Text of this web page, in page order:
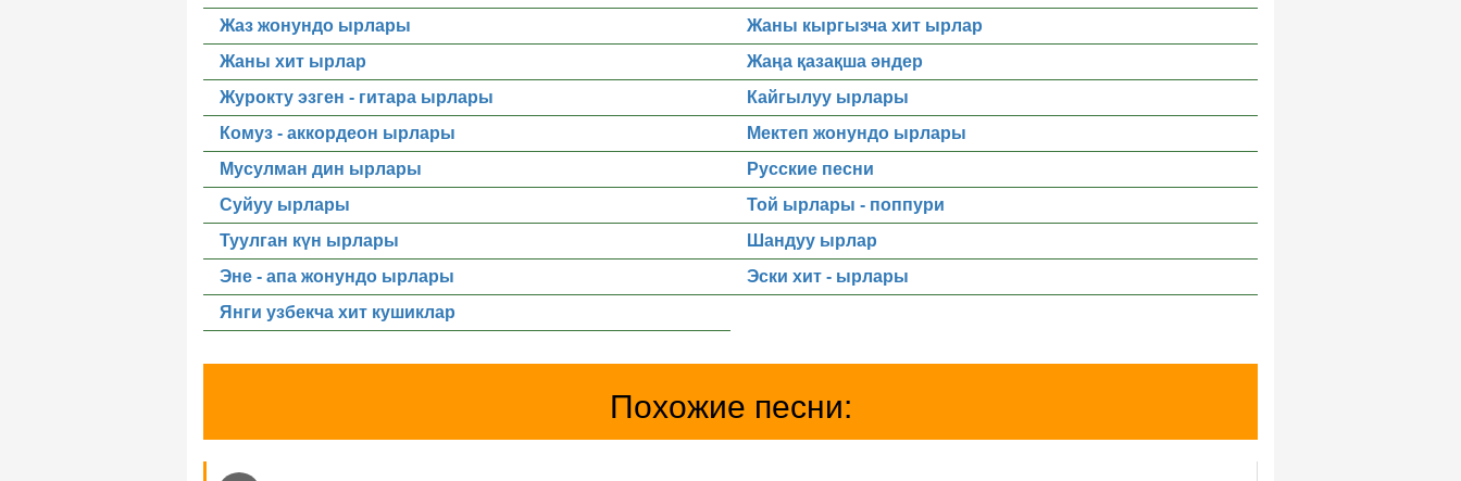
Жаз жонундо ырлары
Жаны кыргызча хит ырлар
Жаны хит ырлар
Жаңа қазақша әндер
Журокту эзген - гитара ырлары
Кайгылуу ырлары
Комуз - аккордеон ырлары
Мектеп жонундо ырлары
Мусулман дин ырлары
Русские песни
Суйуу ырлары
Той ырлары - поппури
Туулган күн ырлары
Шандуу ырлар
Эне - апа жонундо ырлары
Эски хит - ырлары
Янги узбекча хит кушиклар
Похожие песни: